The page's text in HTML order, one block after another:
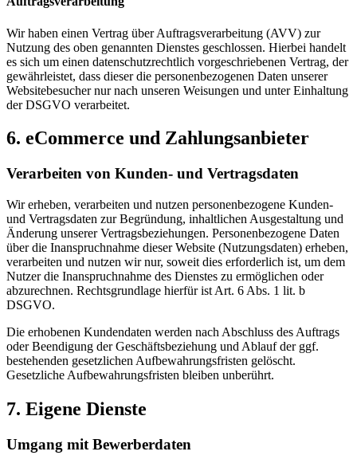
Wir haben einen Vertrag über Auftragsverarbeitung (AVV) zur
Nutzung des oben genannten Dienstes geschlossen. Hierbei handelt
es sich um einen datenschutzrechtlich vorgeschriebenen Vertrag, der
gewährleistet, dass dieser die personenbezogenen Daten unserer
Websitebesucher nur nach unseren Weisungen und unter Einhaltung
der DSGVO verarbeitet.
6. eCommerce und Zahlungs­anbieter
Verarbeiten von Kunden- und Vertragsdaten
Wir erheben, verarbeiten und nutzen personenbezogene Kunden-
und Vertragsdaten zur Begründung, inhaltlichen Ausgestaltung und
Änderung unserer Vertragsbeziehungen. Personenbezogene Daten
über die Inanspruchnahme dieser Website (Nutzungsdaten) erheben,
verarbeiten und nutzen wir nur, soweit dies erforderlich ist, um dem
Nutzer die Inanspruchnahme des Dienstes zu ermöglichen oder
abzurechnen. Rechtsgrundlage hierfür ist Art. 6 Abs. 1 lit. b
DSGVO.
Die erhobenen Kundendaten werden nach Abschluss des Auftrags
oder Beendigung der Geschäftsbeziehung und Ablauf der ggf.
bestehenden gesetzlichen Aufbewahrungsfristen gelöscht.
Gesetzliche Aufbewahrungsfristen bleiben unberührt.
7. Eigene Dienste
Umgang mit Bewerberdaten